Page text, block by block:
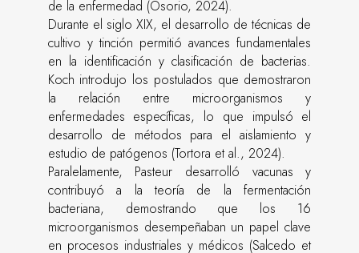
de la enfermedad (Osorio, 2024).
Durante el siglo XIX, el desarrollo de técnicas de
cultivo y tinción permitió avances fundamentales
en la identificación y clasificación de bacterias.
Koch introdujo los postulados que demostraron
la relación entre microorganismos y
enfermedades específicas, lo que impulsó el
desarrollo de métodos para el aislamiento y
estudio de patógenos (Tortora et al., 2024).
Paralelamente, Pasteur desarrolló vacunas y
contribuyó a la teoría de la fermentación
bacteriana, demostrando que los 16
microorganismos desempeñaban un papel clave
en procesos industriales y médicos (Salcedo et